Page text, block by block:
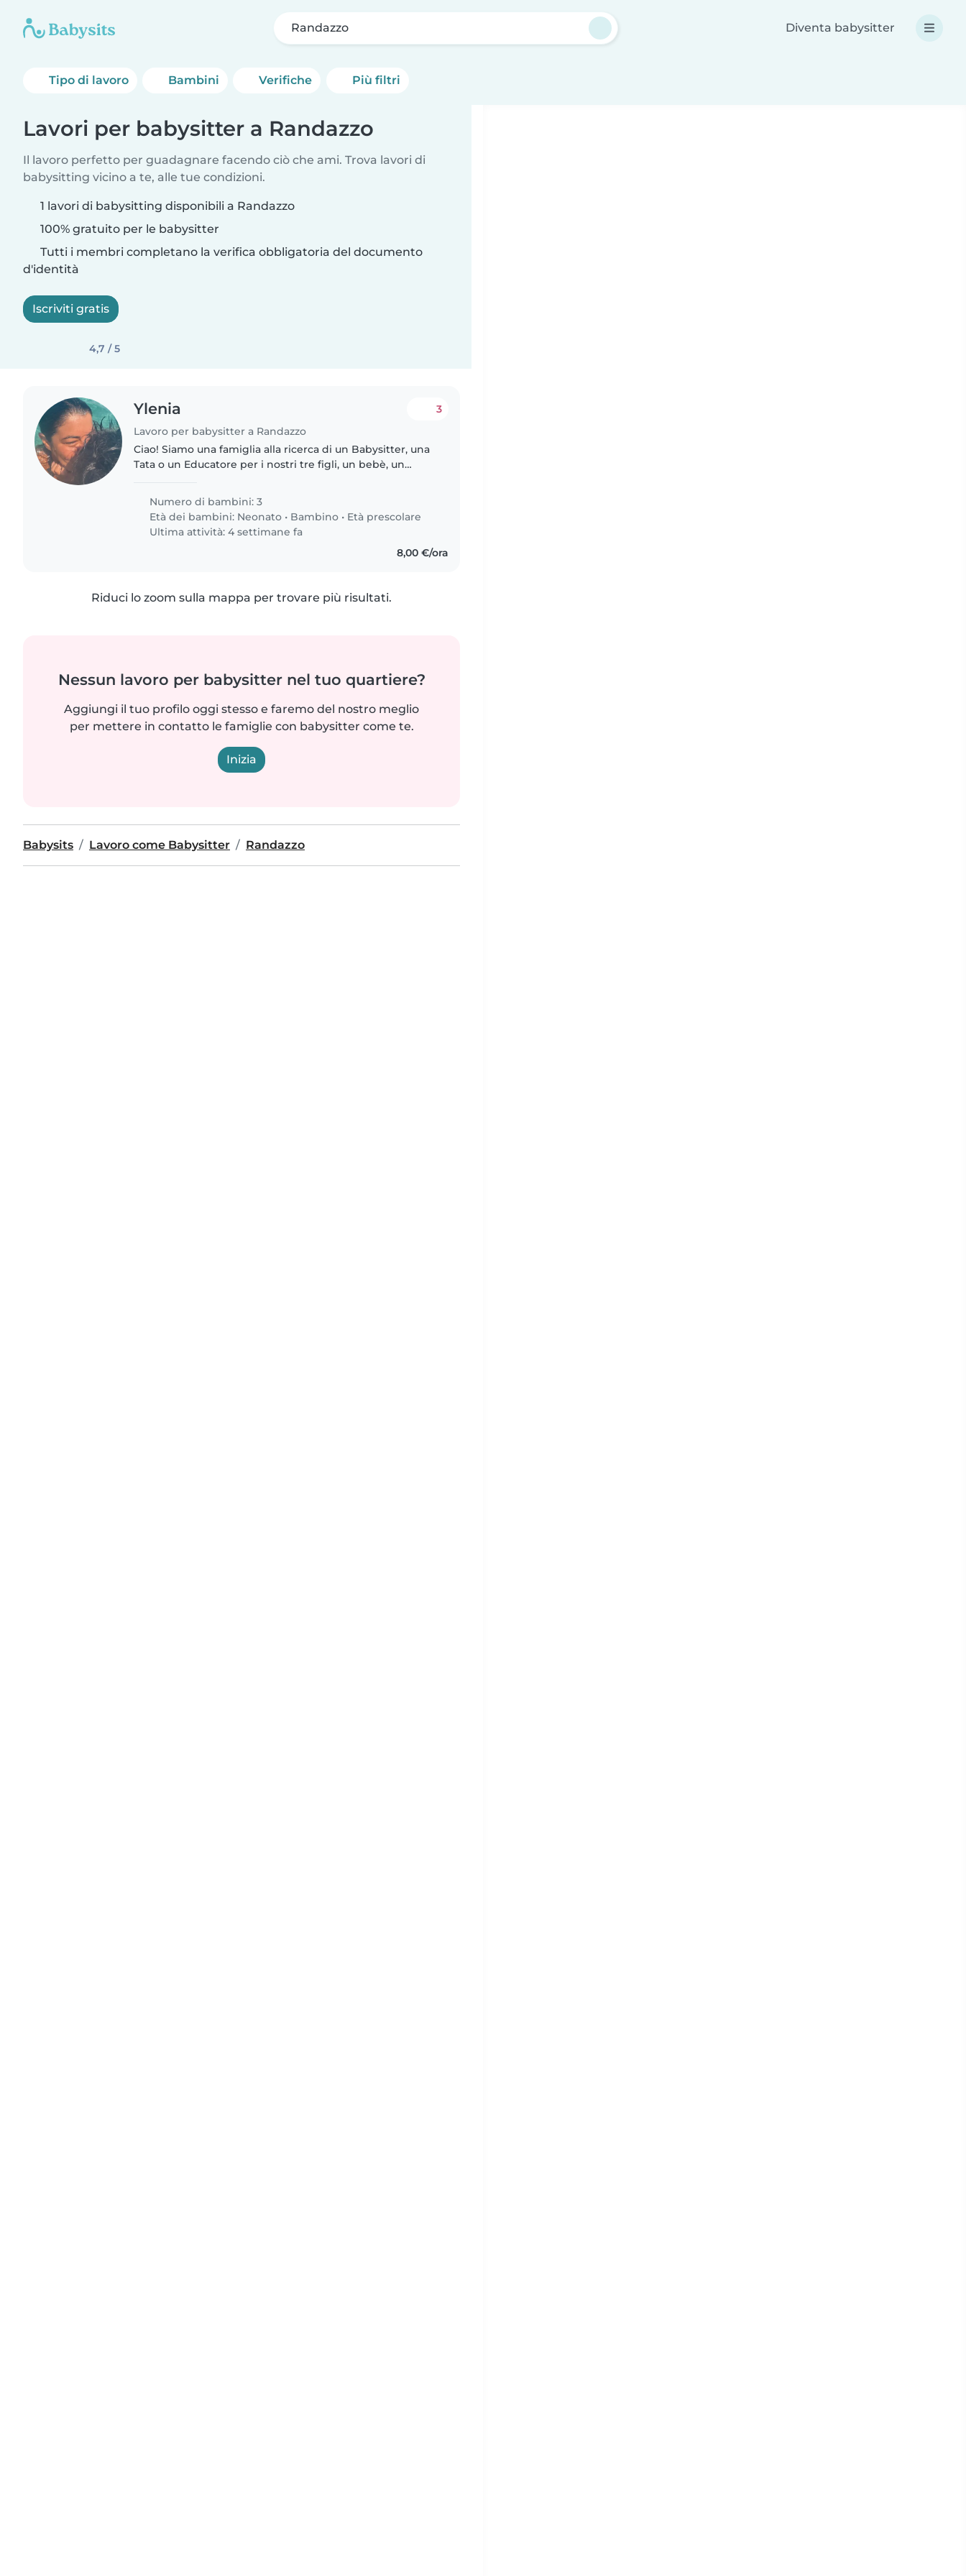
Randazzo Diventa babysitter
Tipo di lavoro Bambini Verifiche Più filtri
Lavori per babysitter a Randazzo
Il lavoro perfetto per guadagnare facendo ciò che ami. Trova lavori di
babysitting vicino a te, alle tue condizioni.
1 lavori di babysitting disponibili a Randazzo
100% gratuito per le babysitter
Tutti i membri completano la verifica obbligatoria del documento
d'identità
Iscriviti gratis
4,7 / 5
Ylenia
Lavoro per babysitter a Randazzo
3
Ciao! Siamo una famiglia alla ricerca di un Babysitter, una
Tata o un Educatore per i nostri tre figli, un bebè, un
Numero di bambini: 3
Età dei bambini: Neonato • Bambino • Età prescolare
Ultima attività: 4 settimane fa
8,00 €/ora
Riduci lo zoom sulla mappa per trovare più risultati.
Nessun lavoro per babysitter nel tuo quartiere?
Aggiungi il tuo profilo oggi stesso e faremo del nostro meglio
per mettere in contatto le famiglie con babysitter come te.
Inizia
Babysits Lavoro come Babysitter Randazzo